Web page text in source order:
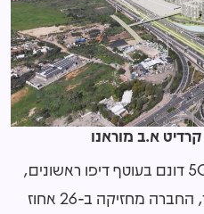
א.ב מוראנו
דונם בעוטף דיפו ראשונים,
החברה מחזיקה ב-26 אחוז